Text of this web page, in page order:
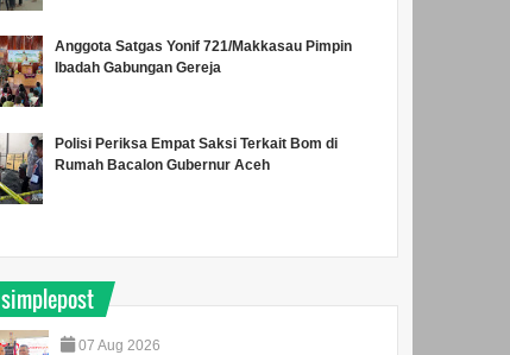
Anggota Satgas Yonif 721/Makkasau Pimpin
Ibadah Gabungan Gereja
Polisi Periksa Empat Saksi Terkait Bom di
Rumah Bacalon Gubernur Aceh
simplepost
07 Aug 2026